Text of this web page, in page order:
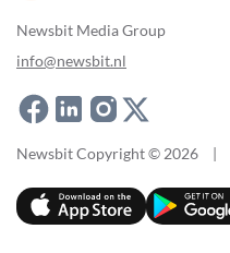
Newsbit Media Group
info@newsbit.nl
Newsbit Copyright © 2026 |